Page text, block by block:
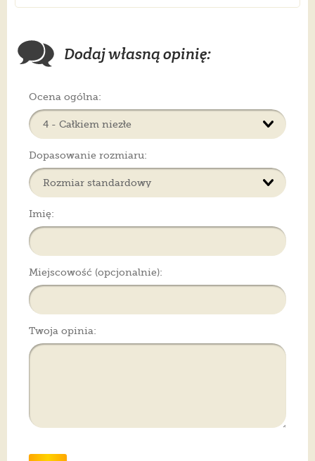
Dodaj własną opinię:
Ocena ogólna:
Dopasowanie rozmiaru:
Imię:
Miejscowość (opcjonalnie):
Twoja opinia: